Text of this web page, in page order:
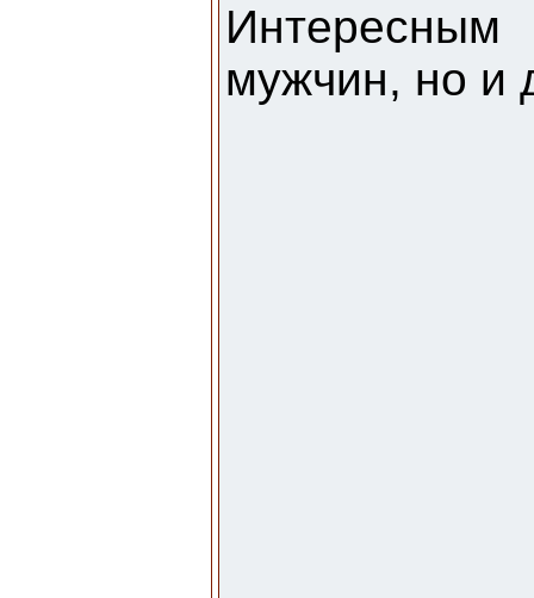
Интересным
мужчин, но и